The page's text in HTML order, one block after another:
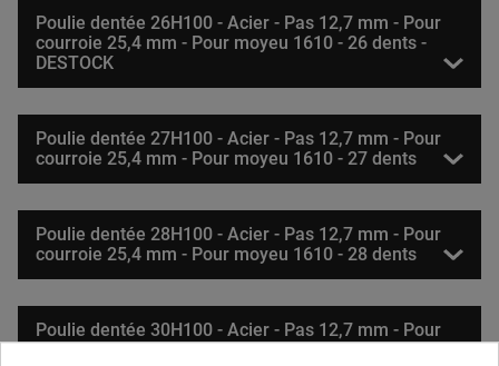
Poulie dentée 26H100 - Acier - Pas 12,7 mm - Pour
courroie 25,4 mm - Pour moyeu 1610 - 26 dents -
DESTOCK
Poulie dentée 27H100 - Acier - Pas 12,7 mm - Pour
courroie 25,4 mm - Pour moyeu 1610 - 27 dents
Poulie dentée 28H100 - Acier - Pas 12,7 mm - Pour
courroie 25,4 mm - Pour moyeu 1610 - 28 dents
Poulie dentée 30H100 - Acier - Pas 12,7 mm - Pour
courroie 25,4 mm - Pour moyeu 1610 - 30 dents